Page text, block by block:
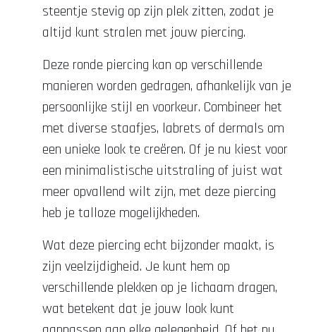
steentje stevig op zijn plek zitten, zodat je
altijd kunt stralen met jouw piercing.
Deze ronde piercing kan op verschillende
manieren worden gedragen, afhankelijk van je
persoonlijke stijl en voorkeur. Combineer het
met diverse staafjes, labrets of dermals om
een unieke look te creëren. Of je nu kiest voor
een minimalistische uitstraling of juist wat
meer opvallend wilt zijn, met deze piercing
heb je talloze mogelijkheden.
Wat deze piercing echt bijzonder maakt, is
zijn veelzijdigheid. Je kunt hem op
verschillende plekken op je lichaam dragen,
wat betekent dat je jouw look kunt